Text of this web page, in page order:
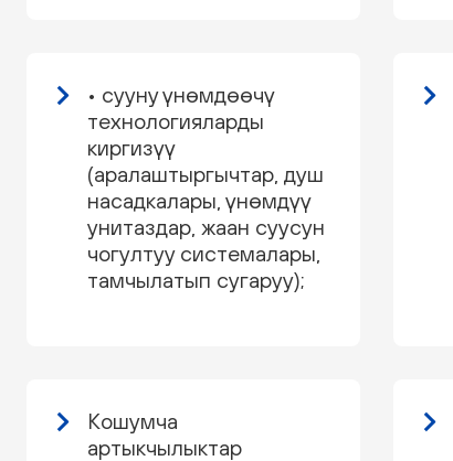
• сууну үнөмдөөчү
технологияларды
киргизүү
(аралаштыргычтар, душ
насадкалары, үнөмдүү
унитаздар, жаан суусун
чогултуу системалары,
тамчылатып сугаруу);
Кошумча
артыкчылыктар